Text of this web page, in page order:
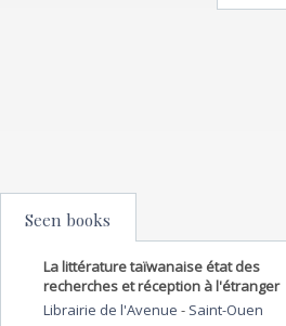
Seen books
La littérature taïwanaise état des
recherches et réception à l'étranger
Librairie de l'Avenue - Saint-Ouen